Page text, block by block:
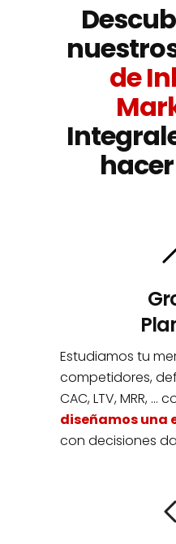
de
hacer
Estudiamos tu
competidores,
CAC, LTV, MRR, …
diseñamos una
con decisiones